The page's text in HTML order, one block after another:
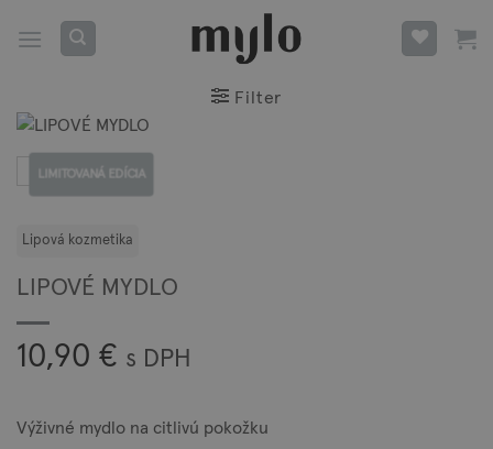
Filter
LIMITOVANÁ EDÍCIA
LIPOVÉ MYDLO
10,90 € s DPH
Výživné mydlo na citlivú pokožku